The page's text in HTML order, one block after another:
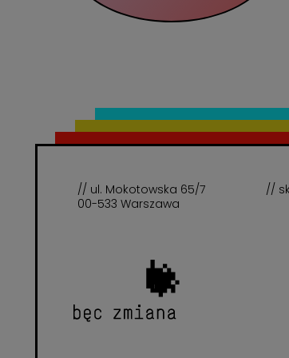
// ul. Mokotowska 65/7
00-533 Warszawa
//